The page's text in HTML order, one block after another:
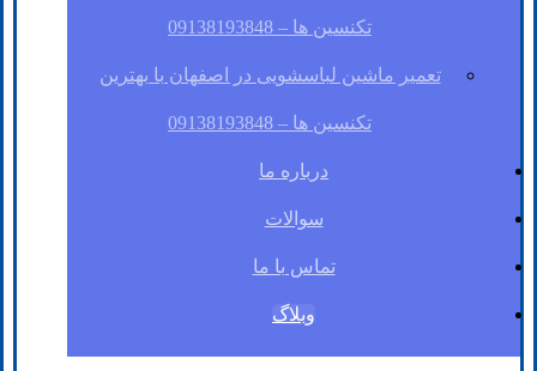
تکنسین ها – 09138193848
تعمیر ماشین لباسشویی در اصفهان با بهترین
تکنسین ها – 09138193848
درباره ما
سوالات
تماس با ما
وبلاگ